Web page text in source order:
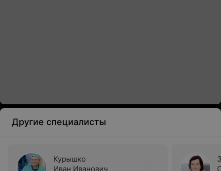
Другие специалисты
Курышко
Иван Иванович